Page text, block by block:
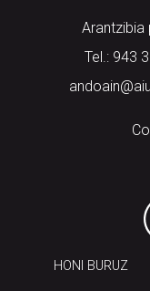
Arantzibia
Tel.: 943
HONI BURUZ